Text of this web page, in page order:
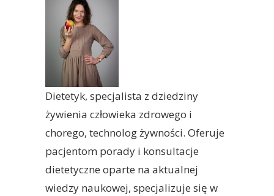
Dietetyk, specjalista z dziedziny
żywienia człowieka zdrowego i
chorego, technolog żywności. Oferuje
pacjentom porady i konsultacje
dietetyczne oparte na aktualnej
wiedzy naukowej, specjalizuje się w